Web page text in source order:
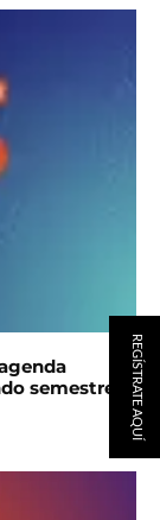
semestre
REGÍSTRATE AQUÍ